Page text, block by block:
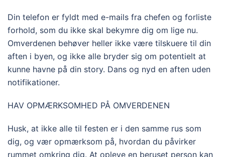
Din telefon er fyldt med e-mails fra chefen og forliste
forhold, som du ikke skal bekymre dig om lige nu.
Omverdenen behøver heller ikke være tilskuere til din
aften i byen, og ikke alle bryder sig om potentielt at
kunne havne på din story. Dans og nyd en aften uden
notifikationer.
HAV OPMÆRKSOMHED PÅ OMVERDENEN
Husk, at ikke alle til festen er i den samme rus som
dig, og vær opmærksom på, hvordan du påvirker
rummet omkring dig. At opleve en beruset person kan